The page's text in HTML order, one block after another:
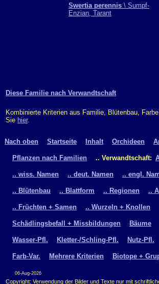
Swertia perennis \ Sumpf-
Enzian, Tarant
Diese Familie nach Verwandtschaft
Kombinierte Kriterien aus Familie, Blütenbau,
Sie hier.
Nach oben Startseite Inhalt Orchideen
Pflanzen nach Familien .. Verwandtschaft:
.. wiss. Namen .. deut. Namen .. engl.
.. Blütenbau .. Blattform .. Regionen ..
.. Früchten + Samen .. Wurzeln + Knollen
Schädlingsbefall + Missbildungen Bäume
Wasser-Pfl. Kletter-/Schling-Pfl. Nutz-Pfl.
Farb-Var. Mehrere Kriterien Biotope +
06-Aug-2026
Copyright: Verwendung der Bilder und Texte nur mit